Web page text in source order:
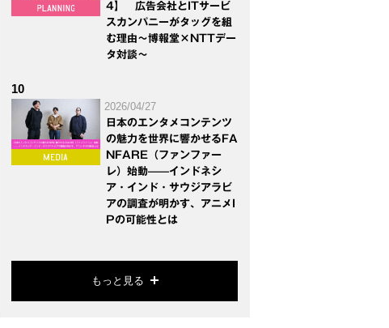
4】 広告会社とITサービ
スカンパニーがタッグを組
む理由～博報堂×NTTデー
タ対談～
10
2026/04/27
日本のエンタメコンテンツ
の魅力を世界に響かせるFA
NFARE（ファンファー
レ）始動——インドネシ
ア・インド・サウジアラビ
アの調査が明かす、アニメI
Pの可能性とは
もっと見る